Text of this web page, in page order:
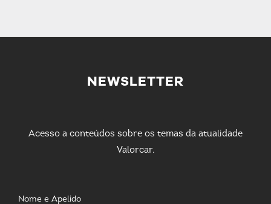
NEWSLETTER
Acesso a conteúdos sobre os temas da atualidade
Valorcar.